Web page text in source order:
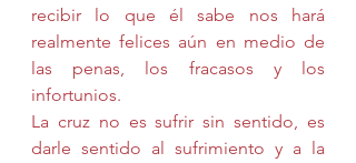
recibir lo que él sabe nos hará
realmente felices aún en medio de
las penas, los fracasos y los
infortunios.
La cruz no es sufrir sin sentido, es
darle sentido al sufrimiento y a la